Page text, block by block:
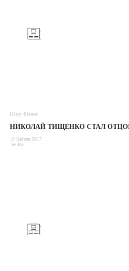
Шоу-бізнес
НИКОЛАЙ ТИЩЕНКО СТАЛ
19 Квітня 2017
Jey Ro